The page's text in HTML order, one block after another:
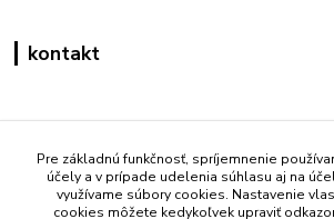
kontakt
+421 908 861 051
(Po - Pia 7:30-15:30)
Pre základnú funkčnosť, spríjemnenie
účely a v prípade udelenia súhlasu aj na
využívame súbory cookies. Nastavenie
cookies môžete kedykoľvek upraviť